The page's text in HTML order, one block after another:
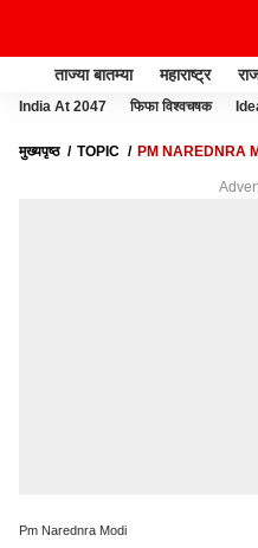
ताज्या बातम्या महाराष्ट्र
India At 2047 फिफा विश्वचषक
मुख्यपृष्ठ TOPIC PM NAREDNRA
Pm Narednra Modi